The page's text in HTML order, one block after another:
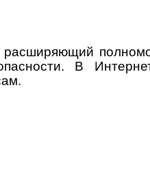
расширяющий
В